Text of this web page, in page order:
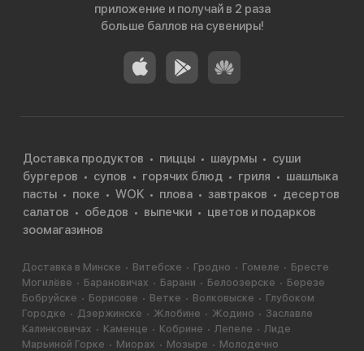
приложение и получай в 2 раза
больше баллов на сувениры!
Доставка продуктов пиццы шаурмы
суши
бургеров
супов горячих блюд гриля
шашлыка
пасты
поке WOK плова завтраков
десертов
салатов
обедов выпечки
цветов и подарков
зоомагазинов
Доставка в Минске Витебске Гродно Гомеле
Бресте
Могилёве
Барановичах Барани Белоозерске
Березе
Бобруйске
Борисове Ветке Волковыске
Глубоком
Городке
Дзержинске Жлобине Жодино
Заславле
Калинковичах
Каменце Кобрине Лепеле
Лиде
Марьиной Горке
Миорах Мозыре
Молодечно